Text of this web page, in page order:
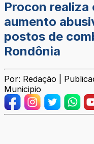
Procon
aumento
postos de
Rondônia
Por: Redação |
Municipio